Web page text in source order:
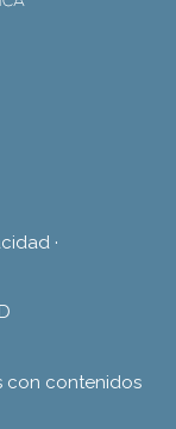
·
con contenidos